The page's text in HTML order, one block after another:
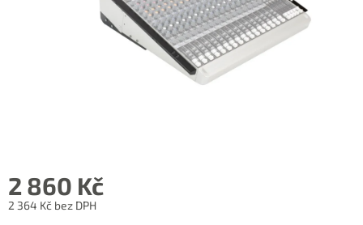
2 860 Kč
2 364 Kč bez DPH